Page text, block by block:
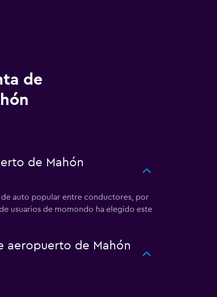
de
de Mahón
de auto popular entre conductores, por
usuarios de momondo ha elegido este
aeropuerto de Mahón